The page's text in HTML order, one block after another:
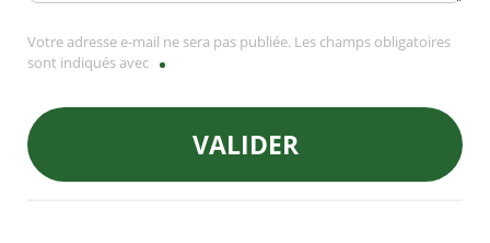
Votre adresse e-mail ne sera pas publiée. Les champs obligatoires
sont indiqués avec
VALIDER